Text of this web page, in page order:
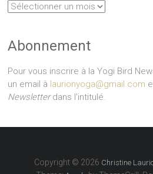
Archives
Abonnement
Pour vous inscrire à la Yogi Bird
un email à laurionyoga@gmail.com
Newsletterdans l'intitulé.
Copyright © 2026 Christine